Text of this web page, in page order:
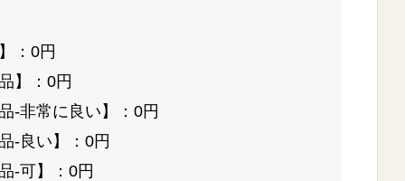
：0円
】：0円
-非常に良い】：0円
-良い】：0円
-可】：0円